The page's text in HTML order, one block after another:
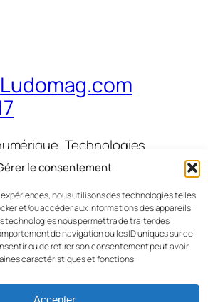
le consentement
nous utilisons des technologies telles
et/ou accéder aux informations des appareils.
technologies nous permettra de traiter des
de navigation ou les ID uniques sur ce
ou de retirer son consentement peut avoir
caractéristiques et fonctions.
Accepter
Technologies
e-learning, serious games,
Évènements
Boutique
Compositions